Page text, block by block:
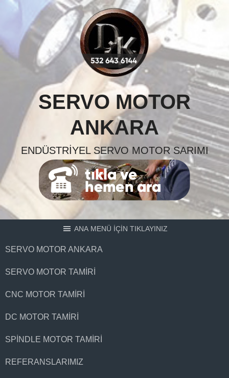
Skip
content
SERVO MOTOR
ANKARA
ENDÜSTRIYEL SERVO MOTOR SARIMI
ANA MENÜ İÇİN TIKLAYINIZ
SERVO MOTOR ANKARA
SERVO MOTOR TAMIRI
CNC MOTOR TAMIRI
DC MOTOR TAMIRI
SPINDLE MOTOR TAMIRI
REFERANSLARIMIZ